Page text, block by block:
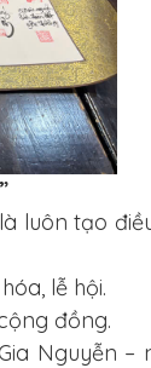
luôn tạo
lễ hội.
đồng.
Nguyễn –